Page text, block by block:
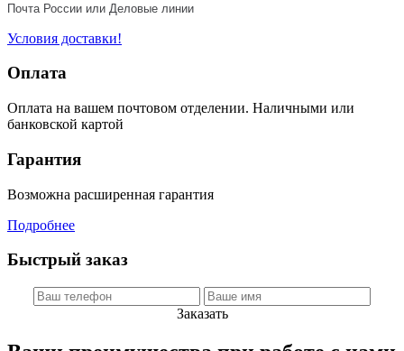
Почта России или Деловые линии
Условия доставки!
Оплата
Оплата на вашем почтовом отделении. Наличными или
банковской картой
Гарантия
Возможна расширенная гарантия
Подробнее
Быстрый заказ
Заказать